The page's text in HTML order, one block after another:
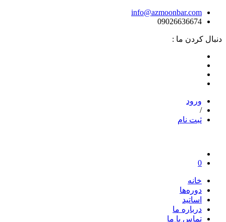
info@azmoonbar.com
09026636674
دنبال کردن ما :
ورود
/
ثبت نام
0
خانه
دوره‌ها
اساتید
درباره ما
تماس با ما